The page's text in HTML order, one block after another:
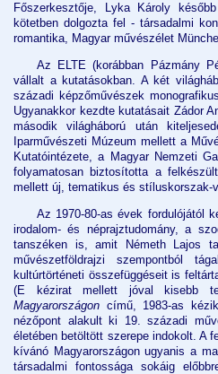
Főszerkesztője, Lyka Károly
kötetben dolgozta fel - társadalmi
romantika, Magyar művészélet
Az ELTE (korábban Pázmány
vállalt a kutatásokban. A két
századi képzőművészek
Ugyanakkor kezdte kutatásait Zádor
második világháború után
Iparművészeti Múzeum mellett a
Kutatóintézete, a Magyar Nemzeti
folyamatosan biztosította a
mellett új, tematikus és stíluskorszak-
Az 1970-80-as évek fordulójától
irodalom- és néprajztudomány, a
tanszéken is, amit Németh Lajos
művészetföldrajzi szempontból
kultúrtörténeti összefüggéseit is
(E kézirat mellett jóval kisebb
Magyarországon című, 1983-as
nézőpont alakult ki 19. századi
életében betöltött szerepe indokolt. A
kívánó Magyarországon ugyanis a
társadalmi fontossága sokáig